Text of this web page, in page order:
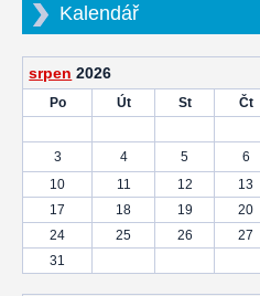
Kalendář
srpen 2026
Po Út St Čt
3
4 5 6
10
11 12 13
17
18 19 20
24
25 26 27
31